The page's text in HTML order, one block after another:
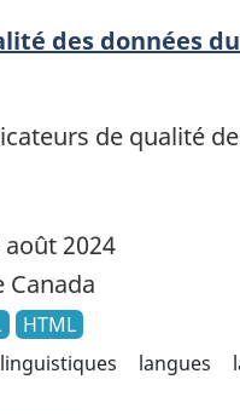
des données
de qualité
août 2024
Canada
HTML
langues